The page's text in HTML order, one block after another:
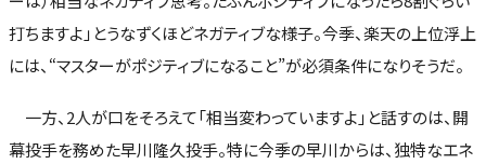
打ちますよ」とうなずくほどネガティブな様子。今季、楽天の上位浮上
には、“マスターがポジティブになること”が必須条件になりそうだ。
一方、2人が口をそろえて「相当変わっていますよ」と話すのは、開
幕投手を務めた早川隆久投手。特に今季の早川からは、独特なエネ